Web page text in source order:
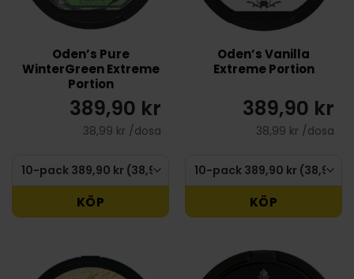
Oden’s Pure
WinterGreen Extreme
Portion
389,90 kr
38,99 kr /dosa
KÖP
Oden’s Vanilla
Extreme Portion
389,90 kr
38,99 kr /dosa
KÖP